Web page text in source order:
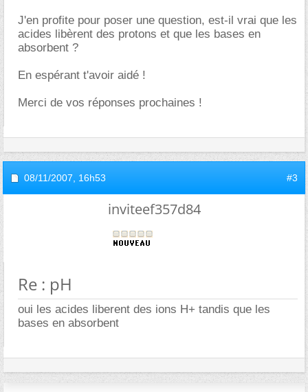
J'en profite pour poser une question, est-il vrai que les
acides libèrent des protons et que les bases en
absorbent ?
En espérant t'avoir aidé !
Merci de vos réponses prochaines !
08/11/2007, 16h53 #3
inviteef357d84
Re : pH
oui les acides liberent des ions H+ tandis que les
bases en absorbent